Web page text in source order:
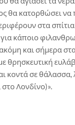
θα κατορθώσει να
στα
κάποιο
και σήμερα
θρησκευτική
κοντά σε θάλασσα,
Λονδίνο)».